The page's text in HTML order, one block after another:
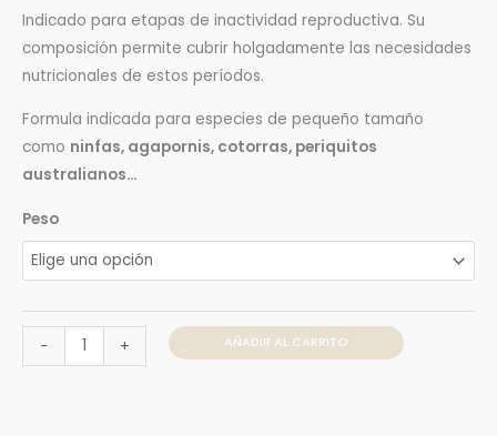
Indicado para etapas de inactividad reproductiva. Su
composición permite cubrir holgadamente las necesidades
nutricionales de estos períodos.
Formula indicada para especies de pequeño tamaño
como ninfas, agapornis, cotorras, periquitos
australianos…
Peso
- + AÑADIR AL CARRITO